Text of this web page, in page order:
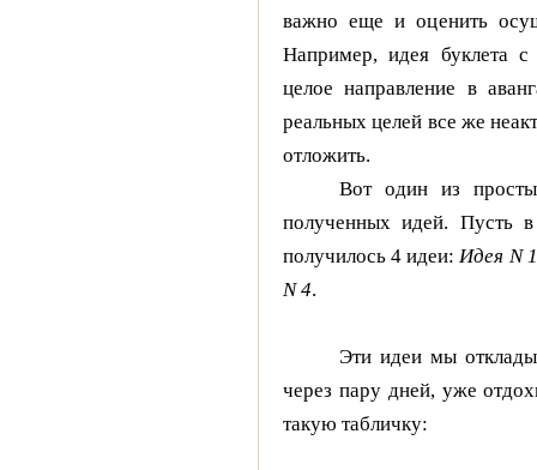
важно еще и оценить
Например, идея буклета
целое направление в
реальных целей все же
отложить.
Вот один из
полученных идей. Пусть
получилось 4 идеи:Идея N
N 4.
Эти идеи мы
через пару дней, уже
такую табличку: